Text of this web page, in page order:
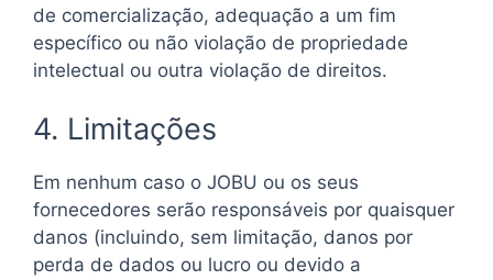
de comercialização, adequação a um fim
específico ou não violação de propriedade
intelectual ou outra violação de direitos.
4. Limitações
Em nenhum caso o JOBU ou os seus
fornecedores serão responsáveis ​​por quaisquer
danos (incluindo, sem limitação, danos por
perda de dados ou lucro ou devido a